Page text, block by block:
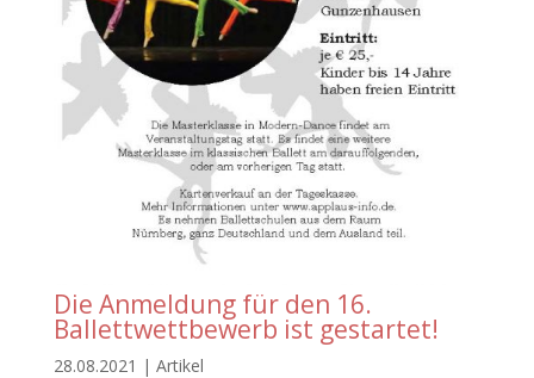
Die Anmeldung für den 16.
Ballettwettbewerb ist gestartet!
28.08.2021 | Artikel